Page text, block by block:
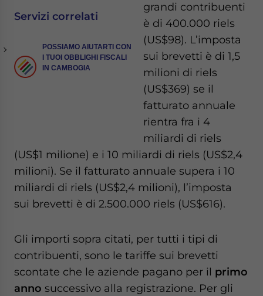
Servizi correlati
POSSIAMO AIUTARTI CON
I TUOI OBBLIGHI FISCALI
IN CAMBOGIA
grandi contribuenti
è di 400.000 riels
(US$98). L’imposta
sui brevetti è di 1,5
milioni di riels
(US$369) se il
fatturato annuale
rientra fra i 4
miliardi di riels
(US$1 milione) e i 10 miliardi di riels (US$2,4
milioni). Se il fatturato annuale supera i 10
miliardi di riels (US$2,4 milioni), l’imposta
sui brevetti è di 2.500.000 riels (US$616).
Gli importi sopra citati, per tutti i tipi di
contribuenti, sono le tariffe sui brevetti
scontate che le aziende pagano per il primo
anno successivo alla registrazione. Per gli